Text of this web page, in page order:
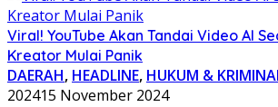
Viral! YouTube Akan Tandai Video AI
Kreator Mulai Panik
DAERAH, HEADLINE, HUKUM &
202415 November 2024